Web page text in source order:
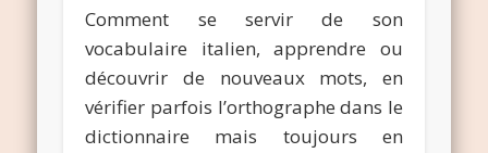
Comment se servir de son
vocabulaire italien, apprendre ou
découvrir de nouveaux mots, en
vérifier parfois l’orthographe dans le
dictionnaire mais toujours en